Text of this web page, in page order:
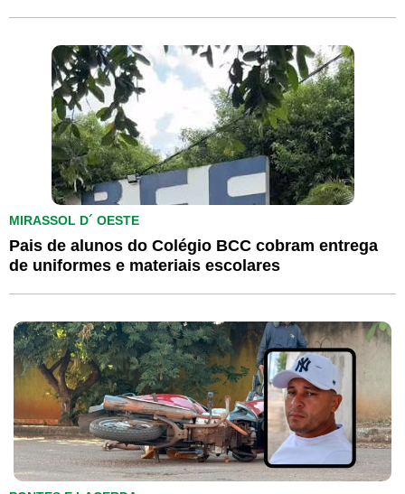
MIRASSOL D´ OESTE
Pais de alunos do Colégio BCC cobram entrega
de uniformes e materiais escolares